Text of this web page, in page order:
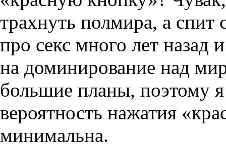
трахнуть полмира, а
про секс много лет назад
на доминирование над
большие планы, поэтому я
вероятность нажатия
минимальна.